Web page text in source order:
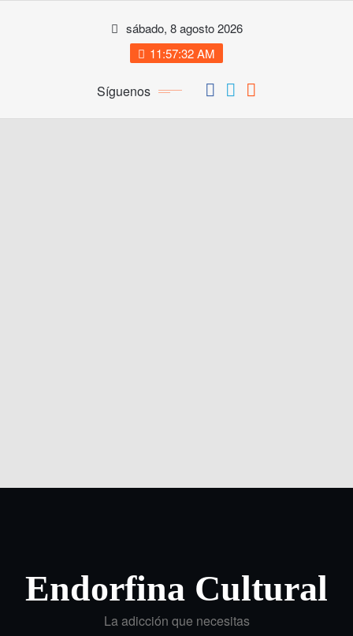
sábado, 8 agosto 2026
11:57:33 AM
Síguenos
Endorfina Cultural
La adicción que necesitas